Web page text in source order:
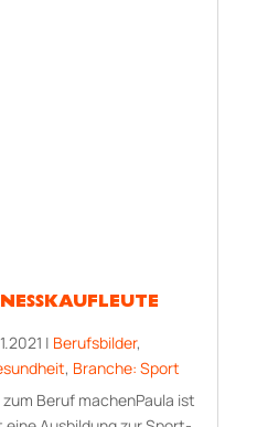
| Berufsbilder,
, Branche: Sport
Beruf machenPaula ist